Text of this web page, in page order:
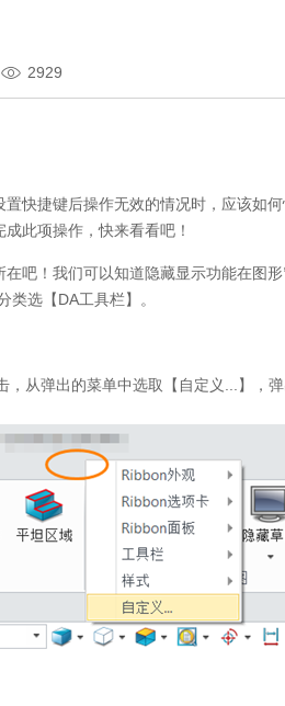
2929
快捷键后操作无效的情况时，应该如
此项操作，快来看看吧！
吧！我们可以知道隐藏显示功能在图
类选【DA工具栏】。
，从弹出的菜单中选取【自定义
】，